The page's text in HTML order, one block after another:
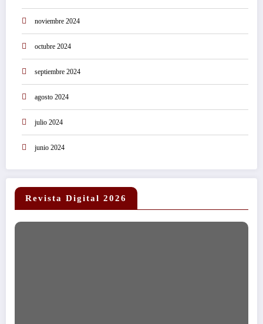
noviembre 2024
octubre 2024
septiembre 2024
agosto 2024
julio 2024
junio 2024
Revista Digital 2026